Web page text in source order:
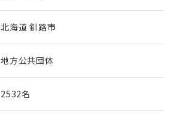
北海道 釧路市
地方公共団体
2532名